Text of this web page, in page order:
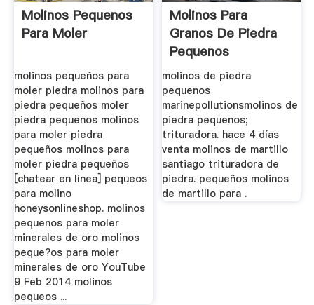
Molinos Pequenos
Para Moler
molinos pequeños para
moler piedra molinos para
piedra pequeños moler
piedra pequenos molinos
para moler piedra
pequeños molinos para
moler piedra pequeños
[chatear en línea] pequeos
para molino
honeysonlineshop. molinos
pequenos para moler
minerales de oro molinos
peque?os para moler
minerales de oro YouTube
9 Feb 2014 molinos
pequeos ...
Molinos Para
Granos De Piedra
Pequenos
molinos de piedra
pequenos
marinepollutionsmolinos de
piedra pequenos;
trituradora. hace 4 días
venta molinos de martillo
santiago trituradora de
piedra. pequeños molinos
de martillo para .